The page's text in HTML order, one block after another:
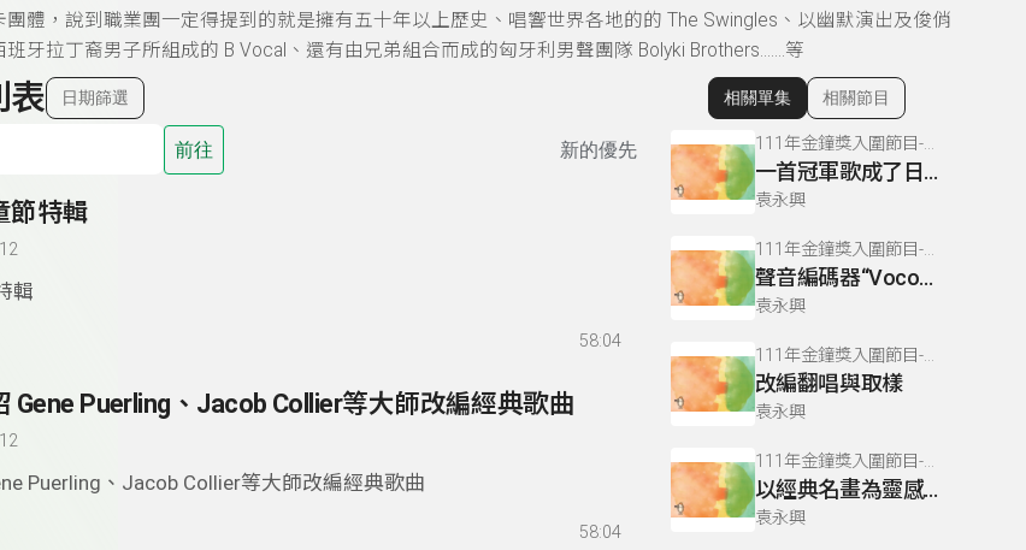
體，說到職業團一定得提到的就是擁有五十年以上歷史、唱響世界各地的的 The Swingles、以幽默演出及俊俏
牙拉丁裔男子所組成的 B Vocal、還有由兄弟組合而成的匈牙利男聲團隊 Bolyki Brothers…….等
表 日期篩選
前往 新的優先
節特輯
輯
58:04
Gene Puerling、Jacob Collier等大師改編經典歌曲
Puerling、Jacob Collier等大師改編經典歌曲
58:04
顯示相關單集
相關單集 相關節目
111年金鐘獎入圍節目-拍律遊樂園(流行音樂節目&主持人獎)
一首冠軍歌成了日後更多經典冠軍曲的 DNA
袁永興
111年金鐘獎入圍節目-拍律遊樂園(流行音樂節目&主持人獎)
聲音編碼器“Vocoder”的介紹及歷史發展
袁永興
111年金鐘獎入圍節目-拍律遊樂園(流行音樂節目&主持人獎)
改編翻唱與取樣
袁永興
111年金鐘獎入圍節目-拍律遊樂園(流行音樂節目&主持人獎)
以經典名畫為靈感所創作的西洋流行歌曲
袁永興